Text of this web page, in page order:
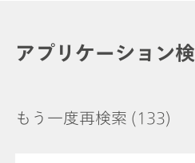
アプリケーション
もう一度再検索 (133)